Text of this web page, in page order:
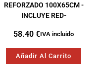
REFORZADO 100X65CM -
INCLUYE RED-
58.40 €IVA incluido
Añadir Al Carrito